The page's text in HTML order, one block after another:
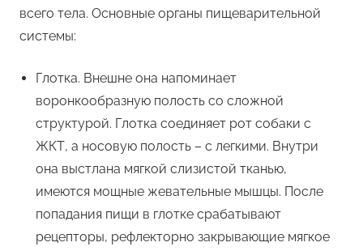
всего тела. Основные органы пищеварительной
системы:
Глотка. Внешне она напоминает
воронкообразную полость со сложной
структурой. Глотка соединяет рот собаки с
ЖКТ, а носовую полость – с легкими. Внутри
она выстлана мягкой слизистой тканью,
имеются мощные жевательные мышцы. После
попадания пищи в глотке срабатывают
рецепторы, рефлекторно закрывающие мягкое